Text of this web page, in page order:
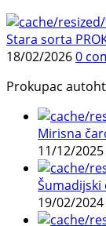
Stara sorta
18/02/20260
Prokupac
Mirisna
11/12/2025
Šumadijski
19/02/2024